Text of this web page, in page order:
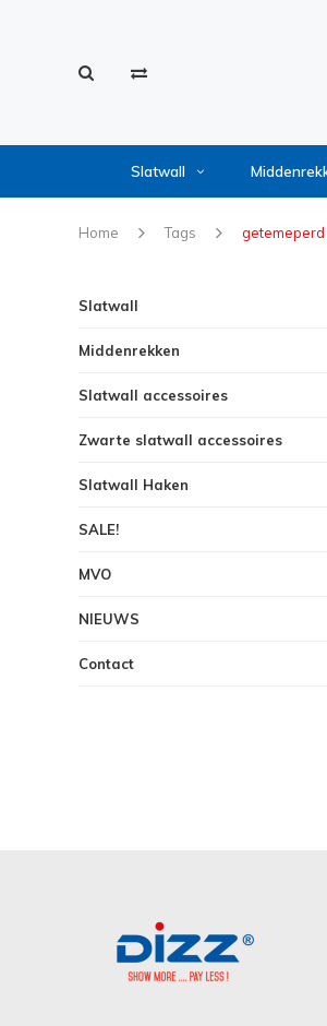
Slatwall
Home Tags getemeperd
Slatwall
Middenrekken
Slatwall accessoires
Zwarte slatwall accessoires
Slatwall Haken
SALE!
MVO
NIEUWS
Contact